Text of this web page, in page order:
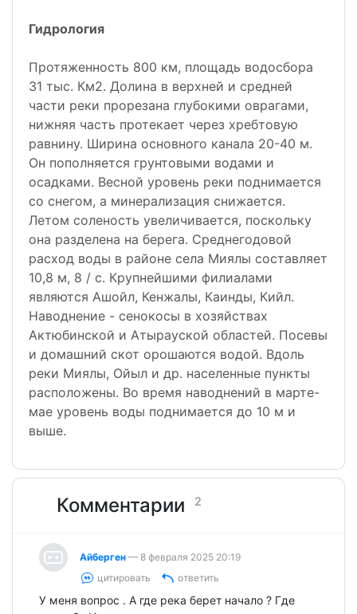
Гидрология
Протяженность 800 км, площадь водосбора
31 тыс. Км2. Долина в верхней и средней
части реки прорезана глубокими оврагами,
нижняя часть протекает через хребтовую
равнину. Ширина основного канала 20-40 м.
Он пополняется грунтовыми водами и
осадками. Весной уровень реки поднимается
со снегом, а минерализация снижается.
Летом соленость увеличивается, поскольку
она разделена на берега. Среднегодовой
расход воды в районе села Миялы составляет
10,8 м, 8 / с. Крупнейшими филиалами
являются Ашойл, Кенжалы, Каинды, Кийл.
Наводнение - сенокосы в хозяйствах
Актюбинской и Атырауской областей. Посевы
и домашний скот орошаются водой. Вдоль
реки Миялы, Ойыл и др. населенные пункты
расположены. Во время наводнений в марте-
мае уровень воды поднимается до 10 м и
выше.
Комментарии 2
Айберген — 8 февраля 2025 20:19
цитировать
ответить
У меня вопрос . А где река берет начало ? Где